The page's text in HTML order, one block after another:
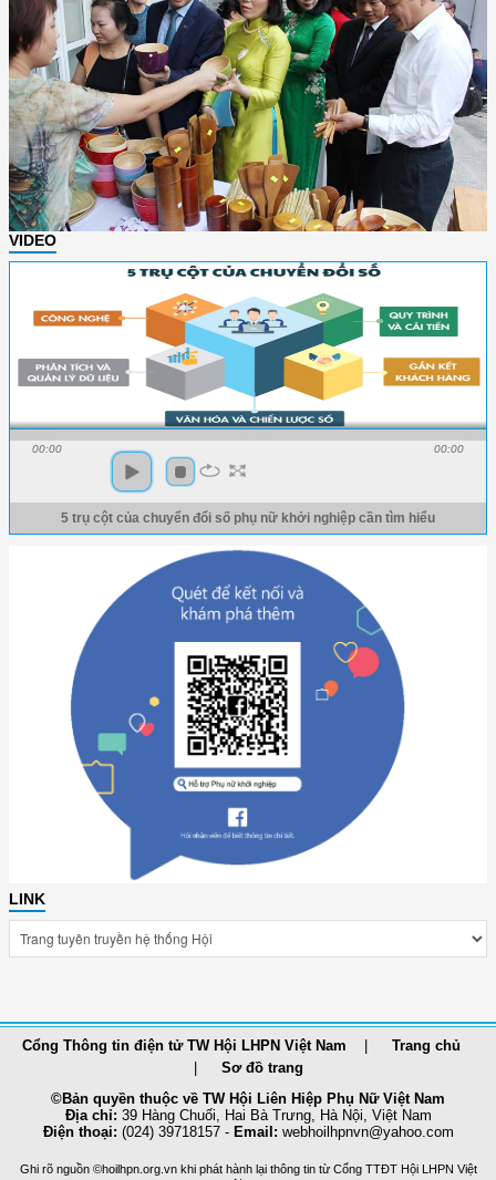
VIDEO
00:00 00:00
5 trụ cột của chuyển đổi số phụ nữ khởi nghiệp cần tìm hiểu
LINK
Cổng Thông tin điện tử TW Hội LHPN Việt Nam
Trang chủ
Sơ đồ trang
©Bản quyền thuộc về TW Hội Liên Hiệp Phụ Nữ Việt Nam
Địa chỉ: 39 Hàng Chuối, Hai Bà Trưng, Hà Nội, Việt Nam
Điện thoại: (024) 39718157 - Email: webhoilhpnvn@yahoo.com
Ghi rõ nguồn ©hoilhpn.org.vn khi phát hành lại thông tin từ Cổng TTÐT Hội LHPN Việt